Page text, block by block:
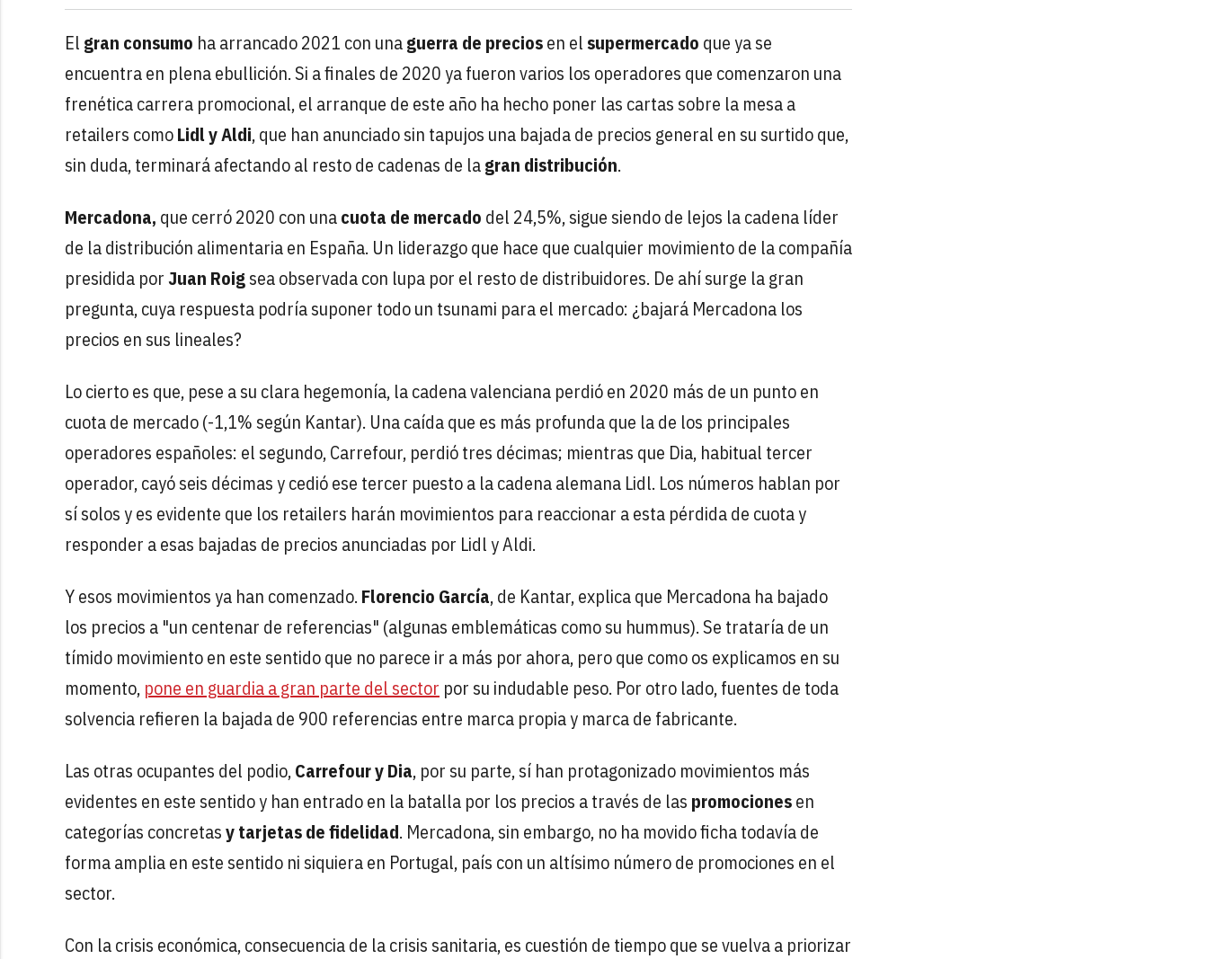
El gran consumo ha arrancado 2021 con unaguerra de preciosen el supermercado que ya se
encuentra en plena ebullición. Si a finales de 2020 ya fueron varios los operadores que comenzaron una
frenética carrera promocional, el arranque de este año ha hecho poner las cartas sobre la mesa a
retailers comoLidl y Aldi, que han anunciado sin tapujos una bajada de precios general en su surtido que,
sin duda, terminará afectando al resto de cadenas de lagran distribución.
Mercadona, que cerró 2020 con unacuota de mercado del 24,5%, sigue siendo de lejos la cadena líder
de la distribución alimentaria en España. Un liderazgo que hace que cualquier movimiento de la compañía
presidida porJuan Roigsea observada con lupa por el resto de distribuidores. De ahí surge la gran
pregunta, cuya respuesta podría suponer todo un tsunami para el mercado: ¿bajará Mercadona los
precios en sus lineales?
Lo cierto es que, pese a su clara hegemonía, la cadena valenciana perdió en 2020 más de un punto en
cuota de mercado (-1,1% según Kantar). Una caída que es más profunda que la de los principales
operadores españoles: el segundo, Carrefour, perdió tres décimas; mientras que Dia, habitual tercer
operador, cayó seis décimas y cedió ese tercer puesto a la cadena alemana Lidl. Los números hablan por
sí solos y es evidente que los retailers harán movimientos para reaccionar a esta pérdida de cuota y
responder a esas bajadas de precios anunciadas por Lidl y Aldi.
Y esos movimientos ya han comenzado. Florencio García, de Kantar, explica que Mercadona ha bajado
los precios a "un centenar de referencias" (algunas emblemáticas como su hummus). Se trataría de un
tímido movimiento en este sentido que no parece ir a más por ahora, pero que como os explicamos en su
momento, pone en guardia a gran parte del sector por su indudable peso. Por otro lado, fuentes de toda
solvencia refieren la bajada de 900 referencias entre marca propia y marca de fabricante.
Las otras ocupantes del podio,Carrefour y Dia, por su parte, sí han protagonizado movimientos más
evidentes en este sentido y han entrado en la batalla por los precios a través de las promocionesen
categorías concretasy tarjetas de fidelidad. Mercadona, sin embargo, no ha movido ficha todavía de
forma amplia en este sentido ni siquiera en Portugal, país con un altísimo número de promociones en el
sector.
Con la crisis económica, consecuencia de la crisis sanitaria, es cuestión de tiempo que se vuelva a priorizar